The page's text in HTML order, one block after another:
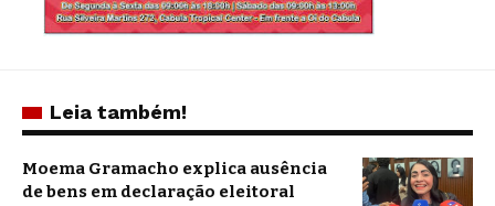
Leia também!
Moema Gramacho explica ausência
de bens em declaração eleitoral